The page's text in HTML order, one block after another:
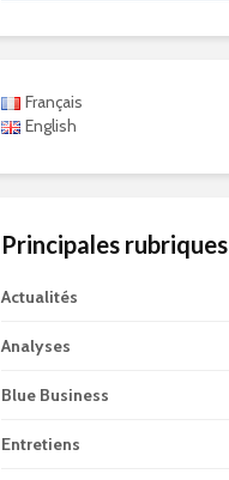
Français
English
Principales rubriques
Actualités
Analyses
Blue Business
Entretiens